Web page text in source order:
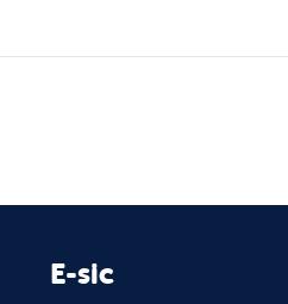
E-sic